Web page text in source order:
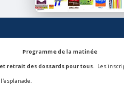
la matinée
retrait des dossards pour tous. Les